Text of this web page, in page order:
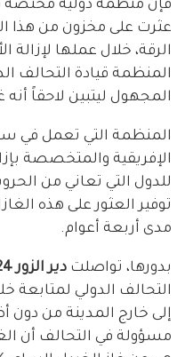
فإن منظمة دولية مختصة
عثرت على مخزون من هذا
الرقة، خلال عملها لإزالة
المنظمة قيادة التحالف
المجهول ليتبين لاحقاً أنه
المنظمة التي تعمل في
الإفريقية والمتخصصة
للدول التي تعاني من
توفير العثور على هذه
مدى أربعة أعوام.
بدورها، تواصلت دير الزور 24
التحالف الدولي لمتابعة
إلى خارج المدينة من دون
مسؤولة في التحالف أن